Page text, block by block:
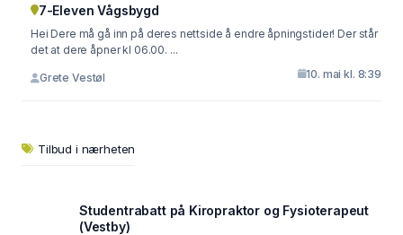
7-Eleven Vågsbygd
Hei Dere må gå inn på deres nettside å endre åpningstider! Der står
det at dere åpner kl 06.00. ...
Grete Vestøl 10. mai kl. 8:39
Tilbud i nærheten
Studentrabatt på Kiropraktor og Fysioterapeut
(Vestby)